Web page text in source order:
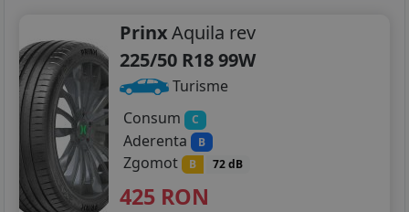
PrinxAquila rev
225/50 R18 99W
Turisme
Consum
C
Aderenta B
Zgomot B 72 dB
425 RON